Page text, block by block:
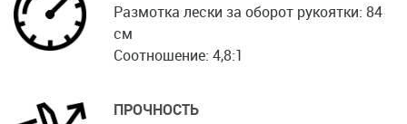
Размотка лески за оборот рукоятки: 84
см
Соотношение: 4,8:1
ПРОЧНОСТЬ